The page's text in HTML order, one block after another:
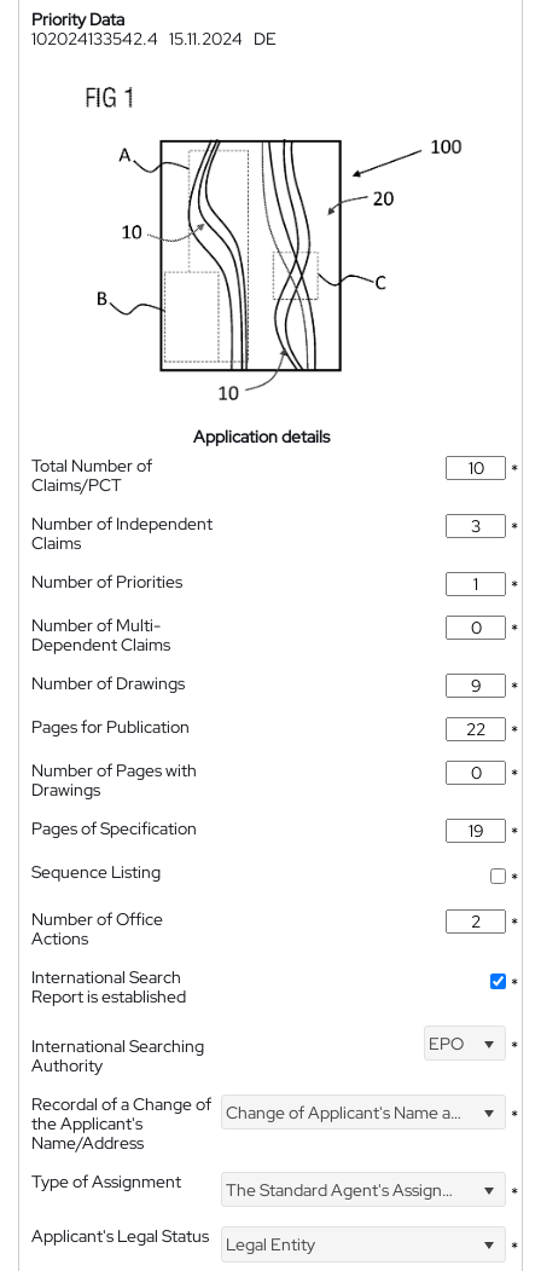
Priority Data
102024133542.4 15.11.2024 DE
Application details
Total Number of
Claims/PCT
*
Number of Independent
Claims
*
Number of Priorities
*
Number of Multi-
Dependent Claims
*
Number of Drawings
*
Pages for Publication
*
Number of Pages with
Drawings
*
Pages of Specification
*
Sequence Listing
*
Number of Office
Actions
*
International Search
Report is established
*
International Searching
Authority
EPO *
Recordal of a Change of
the Applicant's
Name/Address
Change of Applicant's Name and Address *
Type of Assignment The Standard Agent's Assignment
*
Applicant's Legal Status
Legal Entity *